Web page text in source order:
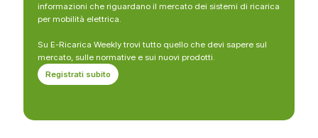
informazioni che riguardano il mercato dei sistemi di ricarica
per mobilità elettrica.
Su E-Ricarica Weekly trovi tutto quello che devi sapere sul
mercato, sulle normative e sui nuovi prodotti.
Registrati subito